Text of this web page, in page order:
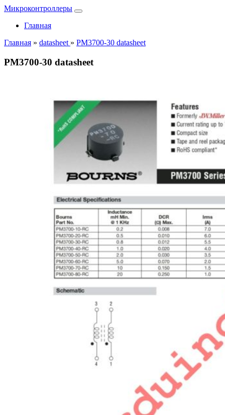
Микроконтроллеры
Главная
Главная » datasheet » PM3700-30 datasheet
PM3700-30 datasheet